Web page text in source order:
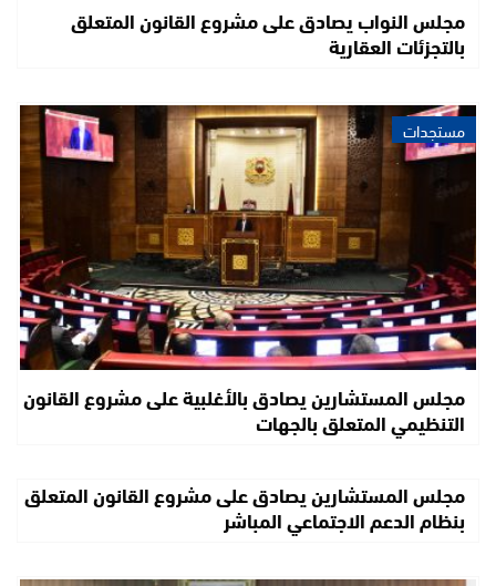
مجلس النواب يصادق على مشروع القانون المتعلق
بالتجزئات العقارية
مستجدات
مجلس المستشارين يصادق بالأغلبية على مشروع القانون
التنظيمي المتعلق بالجهات
مجلس المستشارين يصادق على مشروع القانون المتعلق
بنظام الدعم الاجتماعي المباشر